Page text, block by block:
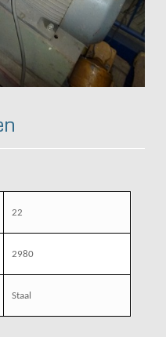
22
2980
Staal